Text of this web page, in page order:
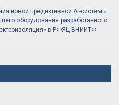
новой предиктивной AI-системы
оборудования разработанного
в РФЯЦ-ВНИИТФ